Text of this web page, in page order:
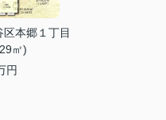
本郷１丁目
㎡)
円